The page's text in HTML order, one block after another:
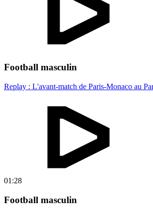
Football masculin
Replay : L'avant-match de Paris-Monaco au
01:28
Football masculin